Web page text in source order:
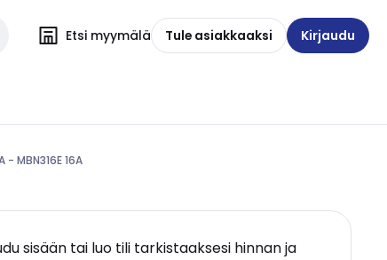
Etsi myymälä Tule asiakkaaksi Kirjaudu
MBN316E 16A
sisään tai luo tili tarkistaaksesi hinnan ja